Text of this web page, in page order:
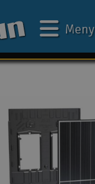
Meny